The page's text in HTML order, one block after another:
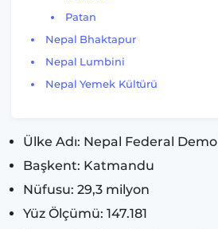
Patan
Nepal Bhaktapur
Nepal Lumbini
Nepal Yemek Kültürü
Ülke Adı: Nepal Federal
Başkent: Katmandu
Nüfusu: 29,3 milyon
Yüz Ölçümü: 147.181